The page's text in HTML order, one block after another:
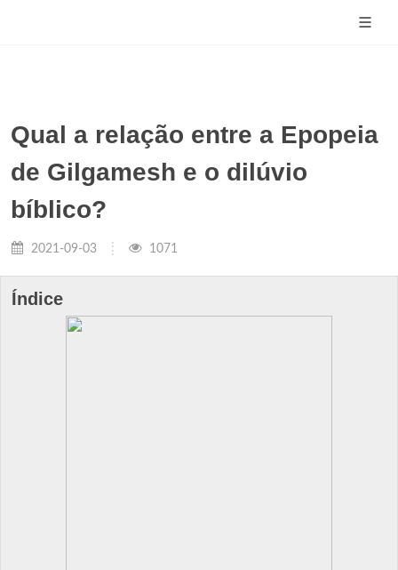
Qual a relação entre a Epopeia
de Gilgamesh e o dilúvio
bíblico?
2021-09-03 1071
Índice